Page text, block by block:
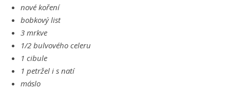
nové koření
bobkový list
3 mrkve
1/2 bulvového celeru
1 cibule
1 petržel i s natí
máslo